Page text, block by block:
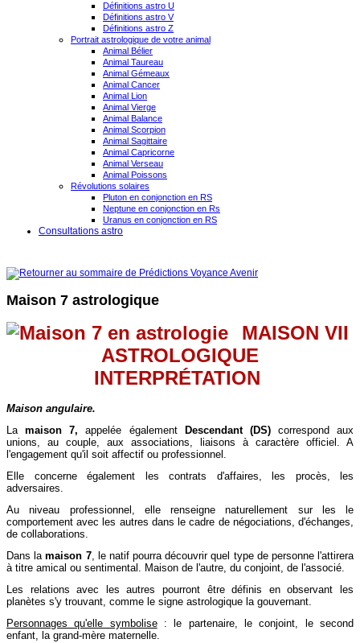
Définitions astro U
Définitions astro V
Définitions astro Z
Portrait astrologique de votre animal
Animal Bélier
Animal Taureau
Animal Gémeaux
Animal Cancer
Animal Lion
Animal Vierge
Animal Balance
Animal Scorpion
Animal Sagittaire
Animal Capricorne
Animal Verseau
Animal Poissons
Révolutions solaires
Pluton en conjonction en RS
Neptune en conjonction en Rs
Uranus en conjonction en RS
Consultations astro
Maison 7 astrologique
MAISON VII
ASTROLOGIQUE
INTERPRÉTATION
Maison angulaire.
Lamaison 7,appelée également Descendant (DS)correspond aux
unions, au couple, aux associations, liaisons à caractère officiel. A
l'engagement qu'il soit affectif ou professionnel.
Elle concerne également les contrats d'affaires, les procès, les
adversaires.
Au niveau professionnel, elle renseigne naturellement sur les le
comportement avec les autres dans le cadre de négociations, d'échanges,
de collaborations.
Dans lamaison 7, le natif pourra découvrir quel type de personne l'attirera
à titre amical ou sentimental. Maison de l'autre, du conjoint, de l'associé.
Les relations avec les autres pourront être définis en observant les
planètes s'y trouvant, comme le signe astrologique la gouvernant.
Personnages qu'elle symbolise: le partenaire, le conjoint, le second
enfant, la grand-mère maternelle.